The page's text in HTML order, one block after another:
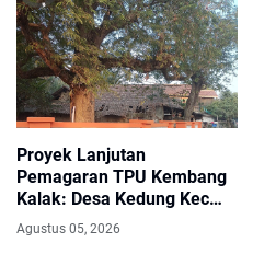
Proyek Lanjutan
Pemagaran TPU Kembang
Kalak: Desa Kedung Kec
Gunung Kaler, Dari Aspirasi
Dewan PKS Mendapat
Agustus 05, 2026